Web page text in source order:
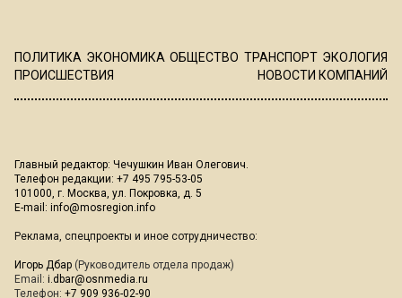
ПОЛИТИКА ЭКОНОМИКА ОБЩЕСТВО ТРАНСПОРТ ЭКОЛОГИЯ
ПРОИСШЕСТВИЯ
НОВОСТИ КОМПАНИЙ
Главный редактор: Чечушкин Иван Олегович.
Телефон редакции: +7 495 795-53-05
101000, г. Москва, ул. Покровка, д. 5
E-mail: info@mosregion.info
Реклама, спецпроекты и иное сотрудничество:
Игорь Дбар (Руководитель отдела продаж)
Email: i.dbar@osnmedia.ru
Телефон: +7 909 936-02-90